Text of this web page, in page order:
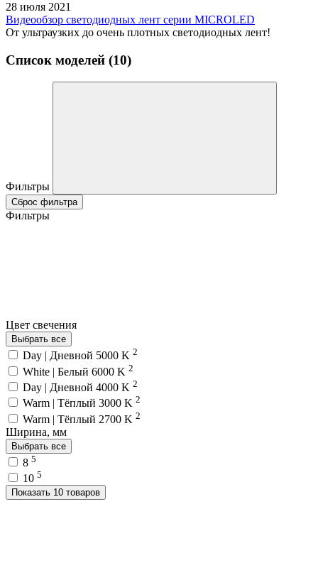
28 июля 2021
Видеообзор светодиодных лент серии MICROLED
От ультраузких до очень плотных светодиодных лент!
Список моделей (10)
Фильтры
Сброс фильтра
Фильтры
Цвет свечения
Выбрать все
Day | Дневной 5000 K 2
White | Белый 6000 K 2
Day | Дневной 4000 K 2
Warm | Тёплый 3000 K 2
Warm | Тёплый 2700 K 2
Ширина, мм
Выбрать все
8 5
10 5
Показать 10 товаров